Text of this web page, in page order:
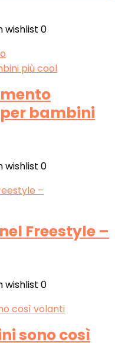
wishlist 0
bambini
wishlist 0
Freestyle –
wishlist 0
sono così